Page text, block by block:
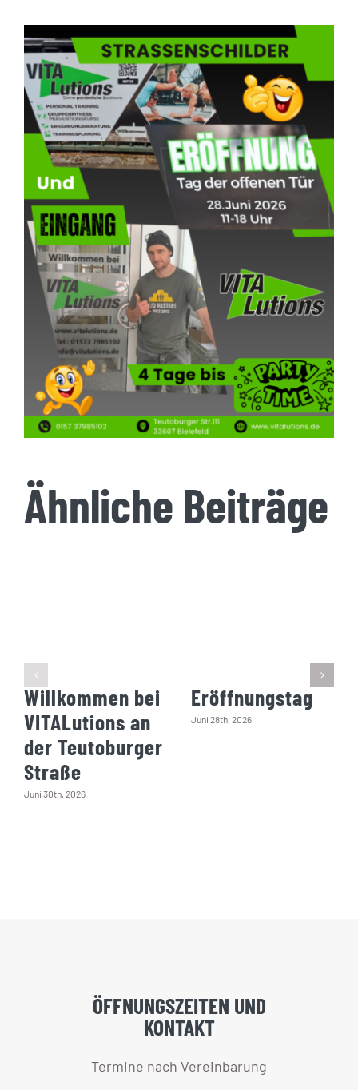
KONTAKT AUFNEHMEN
Ähnliche Beiträge
Willkommen bei
VITALutions an
der Teutoburger
Straße
Juni 30th, 2026
Eröffnungstag
Juni 28th, 2026
ÖFFNUNGSZEITEN UND
KONTAKT
Termine nach Vereinbarung